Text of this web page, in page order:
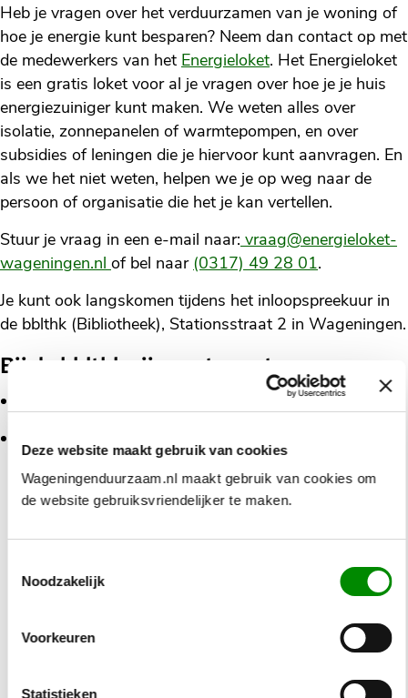
Deze website maakt gebruik van cookies
Wageningenduurzaam.nl maakt gebruik van cookies om
de website gebruiksvriendelijker te maken.
Noodzakelijk
Voorkeuren
Statistieken
Heb je vragen over het verduurzamen van je woning of
hoe je energie kunt besparen? Neem dan contact op met
de medewerkers van het Energieloket. Het Energieloket
is een gratis loket voor al je vragen over hoe je je huis
energiezuiniger kunt maken. We weten alles over
isolatie, zonnepanelen of warmtepompen, en over
subsidies of leningen die je hiervoor kunt aanvragen. En
als we het niet weten, helpen we je op weg naar de
persoon of organisatie die het je kan vertellen.
Stuur je vraag in een e-mail naar: vraag@energieloket-
wageningen.nl of bel naar (0317) 49 28 01.
Je kunt ook langskomen tijdens het inloopspreekuur in
de bblthk (Bibliotheek), Stationsstraat 2 in Wageningen.
Bij de bblthk zijn we te gast op:
dinsdagmiddag tussen 14.00 en 16.00 uur
Meer data van deze activiteit
in